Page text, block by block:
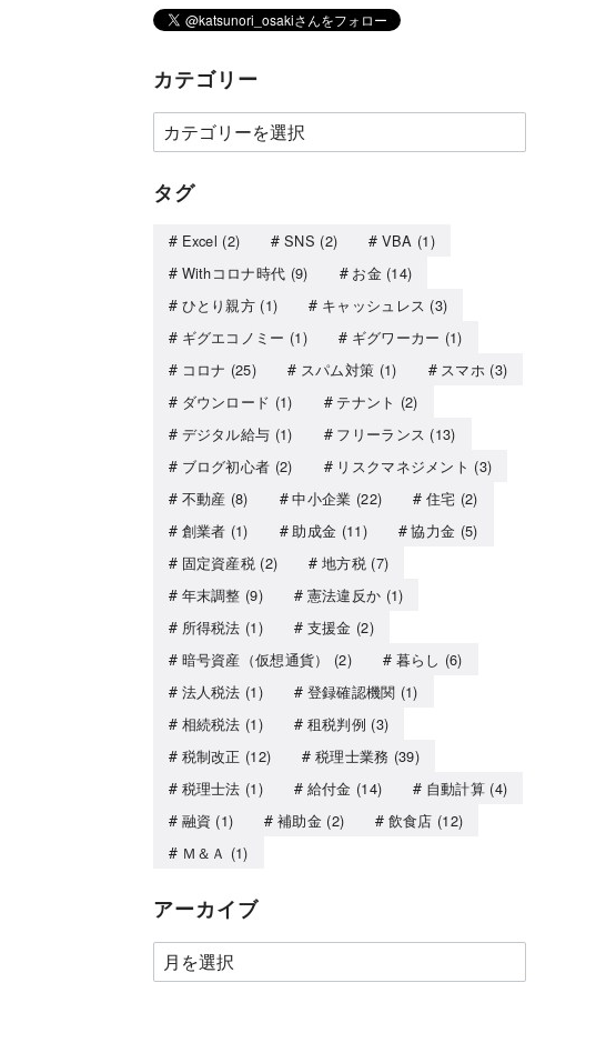
カテゴリー
タグ
Excel (2) SNS (2) VBA (1)
Withコロナ時代 (9) お金(14)
ひとり親方 (1) キャッシュレス (3)
ギグエコノミー (1) ギグワーカー (1)
コロナ (25) スパム対策 (1) スマホ (3)
ダウンロード (1) テナント (2)
デジタル給与 (1) フリーランス (13)
ブログ初心者 (2) リスクマネジメント (3)
不動産 (8) 中小企業 (22) 住宅 (2)
創業者 (1) 助成金 (11) 協力金 (5)
固定資産税 (2) 地方税(7)
年末調整 (9) 憲法違反か (1)
所得税法 (1) 支援金 (2)
暗号資産（仮想通貨）
(2) 暮らし (6)
法人税法 (1) 登録確認機関 (1)
相続税法 (1) 租税判例 (3)
税制改正 (12) 税理士業務 (39)
税理士法 (1) 給付金 (14) 自動計算(4)
融資 (1) 補助金(2) 飲食店 (12)
Ｍ＆Ａ (1)
アーカイブ